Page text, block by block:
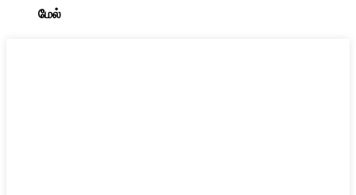
மேல்